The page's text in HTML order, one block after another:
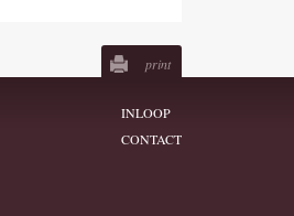
print
INLOOP
CONTACT